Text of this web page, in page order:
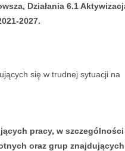
Działania 6.1
2027.
się w trudnej sytuacji na
pracy, w szczególności
oraz grup znajdujących